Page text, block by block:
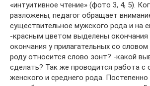
«интуитивное чтение» (фото 3, 4, 5).
разложены, педагог обращает
существительное мужского рода и на
-красным цветом выделены окончания
окончания у прилагательных со
роду относится слово зонт? -какой
сделать? Так же проводится работа с
женского и среднего рода. Постепенно